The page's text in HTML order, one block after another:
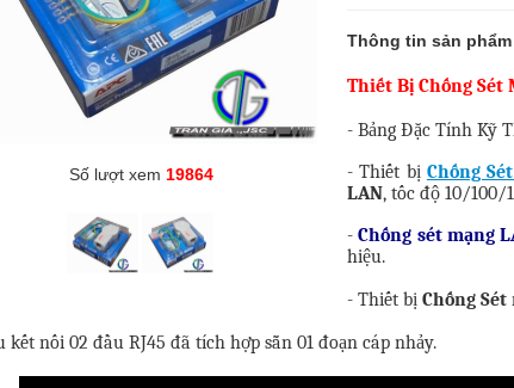
Số lượt xem 19864
Thông tin sản phẩm
Thiết Bị Chống Sét
- Bảng Đặc Tính Kỹ
- Thiết bị Chống
LAN, tốc độ 10/100/
- Chống sét mạng
hiệu.
- Thiết bị Chống Sét
kết nối 02 đầu RJ45 đã tích hợp sẵn 01 đoạn cáp nhảy.